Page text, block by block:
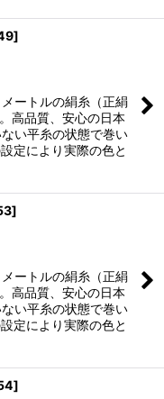
]
ートルの絹糸（正絹
高品質、安心の日本
い平糸の状態で巻い
定により実際の色と
]
ートルの絹糸（正絹
高品質、安心の日本
い平糸の状態で巻い
定により実際の色と
]